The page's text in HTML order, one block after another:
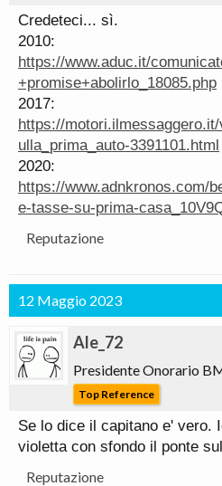
Credeteci... sì.
2010:
https://www.aduc.it/
+promise+abolirlo_18085.php
2017:
https://
ulla_prima_auto-3391101.html
2020:
https://www.adnkronos.com/
e-tasse-su-prima-
Reputazione
12 Maggio 2023
Ale_72
Presidente Onorario
Top Reference
Se lo dice il capitano e' vero.
violetta con sfondo il ponte
Reputazione